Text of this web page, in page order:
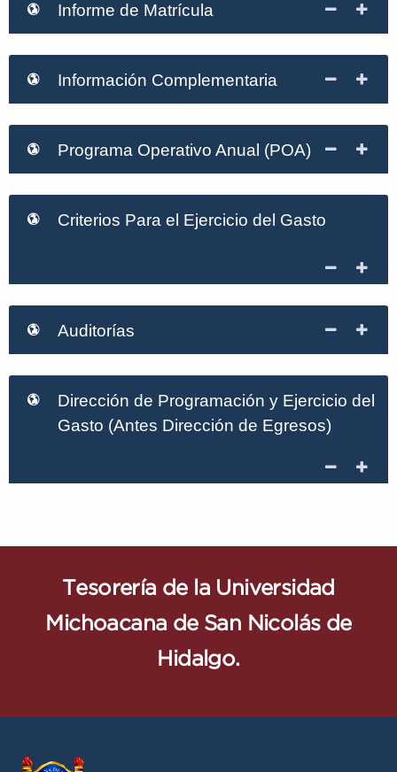
Informe de Matrícula
Información Complementaria
Programa Operativo Anual (POA)
Criterios Para el Ejercicio del Gasto
Auditorías
Dirección de Programación y Ejercicio del
Gasto (Antes Dirección de Egresos)
Tesorería de la Universidad
Michoacana de San Nicolás de
Hidalgo.